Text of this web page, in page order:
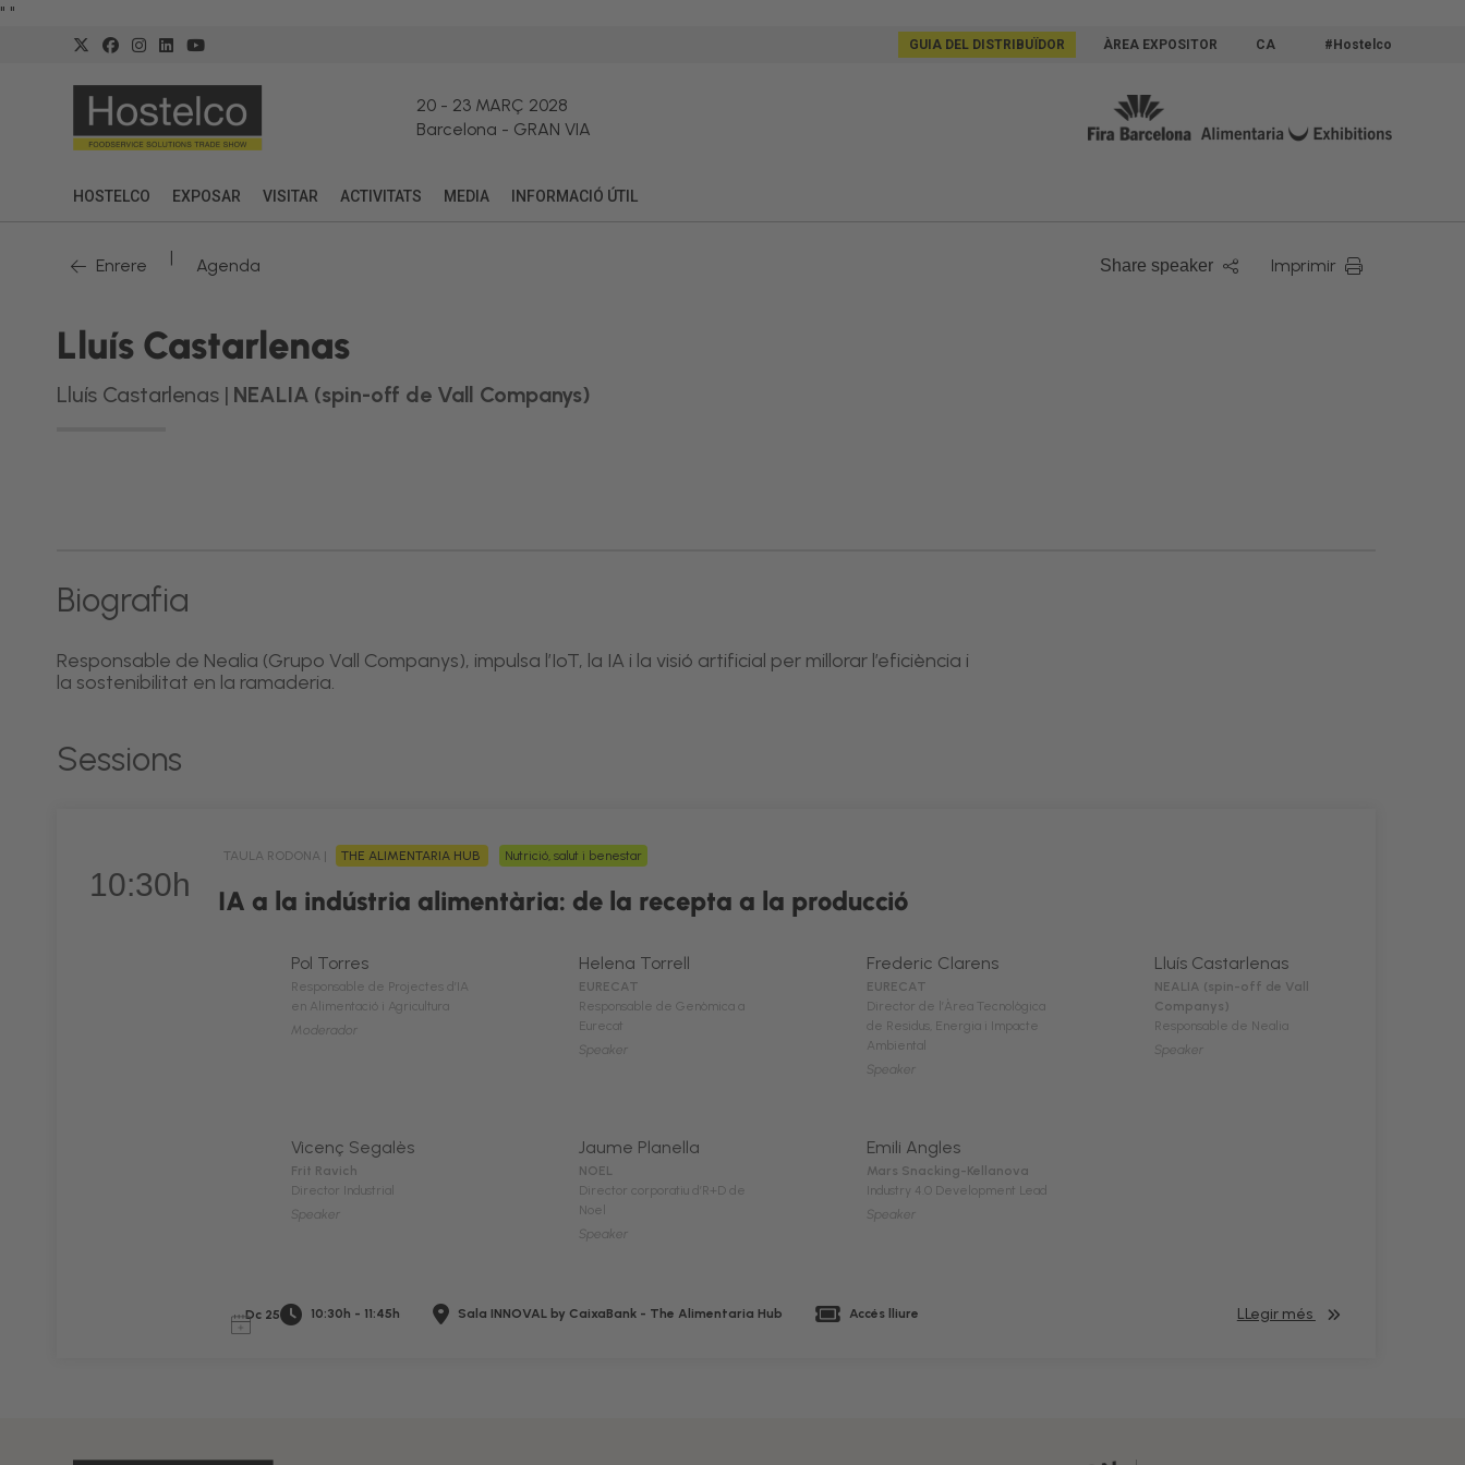
" "
GUIA DEL DISTRIBUÏDOR ÀREA EXPOSITOR CA #Hostelco
20- 23 MARÇ 2028
Barcelona - GRAN VIA
HOSTELCO EXPOSAR VISITAR ACTIVITATS MEDIA INFORMACIÓ ÚTIL
Enrere | Agenda Share speaker Imprimir
Lluís Castarlenas
Lluís Castarlenas | NEALIA (spin-off de Vall Companys)
Biografia
Responsable de Nealia (Grupo Vall Companys), impulsa l’IoT, la IA i la visió artificial per millorar l’eficiència i
la sostenibilitat en la ramaderia.
Sessions
10:30h
TAULA RODONA | THE ALIMENTARIA HUB Nutrició, salut i benestar
IA a la indústria alimentària: de la recepta a la producció
Pol Torres
Responsable de Projectes d’IA
en Alimentació i Agricultura
Moderador
Helena Torrell
EURECAT
Responsable de Genòmica a
Eurecat
Speaker
Frederic Clarens
EURECAT
Director de l’Àrea Tecnològica
de Residus, Energia i Impacte
Ambiental
Speaker
Lluís Castarlenas
NEALIA (spin-off de Vall
Companys)
Responsable de Nealia
Speaker
Vicenç Segalès
Frit Ravich
Director Industrial
Speaker
Jaume Planella
NOEL
Director corporatiu d’R+D de
Noel
Speaker
Emili Angles
Mars Snacking-Kellanova
Industry 4.0 Development Lead
Speaker
Dc 25 10:30h - 11:45h Sala INNOVAL by CaixaBank - The Alimentaria Hub Accés lliure LLegir més